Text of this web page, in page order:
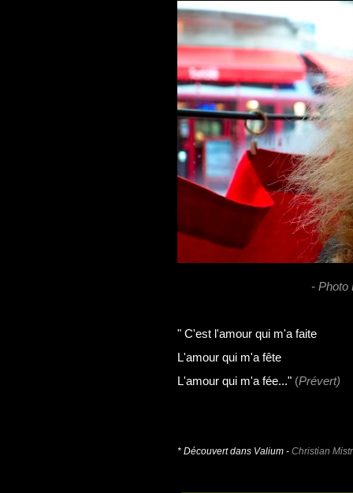
- Photo
" C'est l'amour qui m'a faite
L'amour qui m'a fête
L'amour qui m'a fée..." (Prévert)
* Découvert dans Valium - Christian